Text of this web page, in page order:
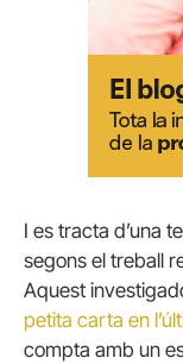
I es tracta d’una
segons el treball
Aquest
petita carta en
compta amb un